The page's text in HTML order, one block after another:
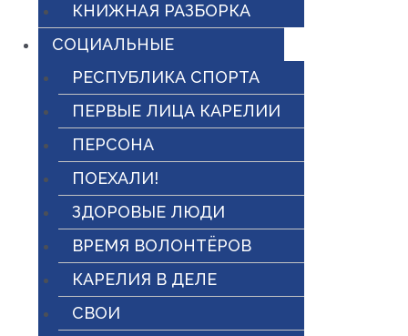
КНИЖНАЯ РАЗБОРКА
СОЦИАЛЬНЫЕ
РЕСПУБЛИКА СПОРТА
ПЕРВЫЕ ЛИЦА КАРЕЛИИ
ПЕРСОНА
ПОЕХАЛИ!
ЗДОРОВЫЕ ЛЮДИ
ВРЕМЯ ВОЛОНТЁРОВ
КАРЕЛИЯ В ДЕЛЕ
СВОИ